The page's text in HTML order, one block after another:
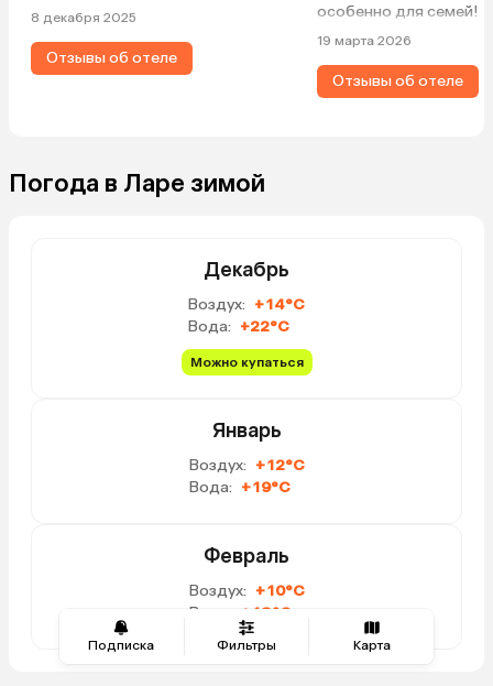
Подписка Фильтры Карта
8 декабря 2025
Отзывы об отеле
особенно для семей!
19 марта 2026
Отзывы об отеле
Погода в Ларе зимой
Декабрь
Воздух: +14°C
Вода: +22°C
Можно купаться
Январь
Воздух: +12°C
Вода: +19°C
Февраль
Воздух: +10°C
Вода:
+18°C